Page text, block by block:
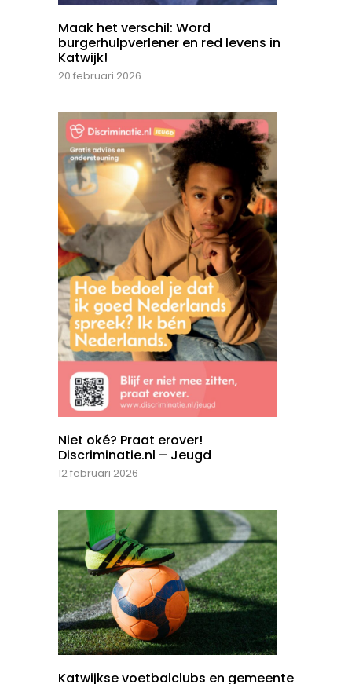
Maak het verschil: Word
burgerhulpverlener en red levens in
Katwijk!
20 februari 2026
Niet oké? Praat erover!
Discriminatie.nl – Jeugd
12 februari 2026
Katwijkse voetbalclubs en gemeente